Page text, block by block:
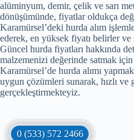
alüminyum, demir, çelik ve sarı
dönüşümünde, fiyatlar oldukça
Karamürsel’deki hurda alım
ederek, en yüksek fiyatı belirler
Güncel hurda fiyatları hakkında
malzemenizi değerinde satmak
Karamürsel’de hurda alımı
uygun çözümleri sunarak, hızlı
gerçekleştirmekteyiz.
0 (533) 572 2466